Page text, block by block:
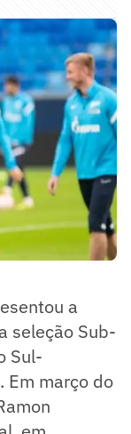
a
seleção Sub-
Sul-
Em março do